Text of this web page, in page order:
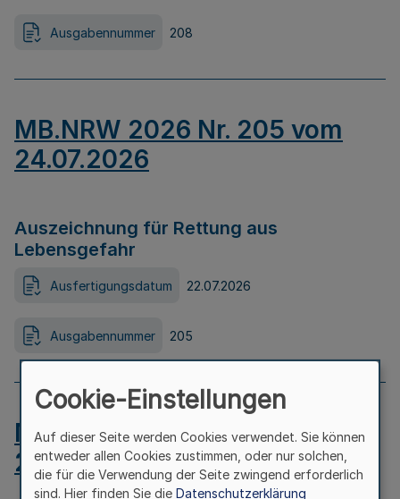
Ausgabennummer 208
MB.NRW 2026 Nr. 205 vom
24.07.2026
Auszeichnung für Rettung aus
Lebensgefahr
Ausfertigungsdatum 22.07.2026
Ausgabennummer 205
MB.NRW 2026 Nr. 204 vom
24.07.2026
Cookie-Einstellungen
Auf dieser Seite werden Cookies verwendet. Sie können
entweder allen Cookies zustimmen, oder nur solchen,
die für die Verwendung der Seite zwingend erforderlich
sind. Hier finden Sie die Datenschutzerklärung